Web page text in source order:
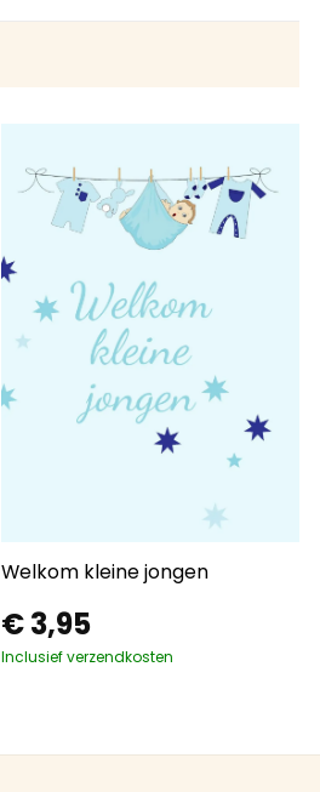
Welkom kleine jongen
€3,95
Inclusief verzendkosten